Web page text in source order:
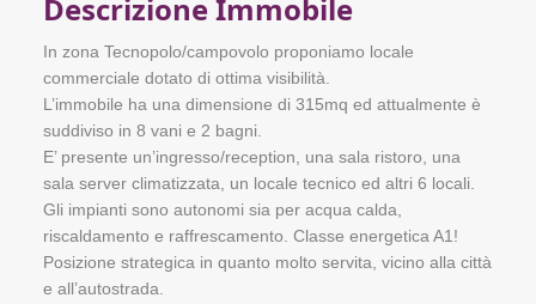
Descrizione Immobile
In zona Tecnopolo/campovolo proponiamo locale
commerciale dotato di ottima visibilità.
L’immobile ha una dimensione di 315mq ed attualmente è
suddiviso in 8 vani e 2 bagni.
E’ presente un’ingresso/reception, una sala ristoro, una
sala server climatizzata, un locale tecnico ed altri 6 locali.
Gli impianti sono autonomi sia per acqua calda,
riscaldamento e raffrescamento. Classe energetica A1!
Posizione strategica in quanto molto servita, vicino alla città
e all’autostrada.